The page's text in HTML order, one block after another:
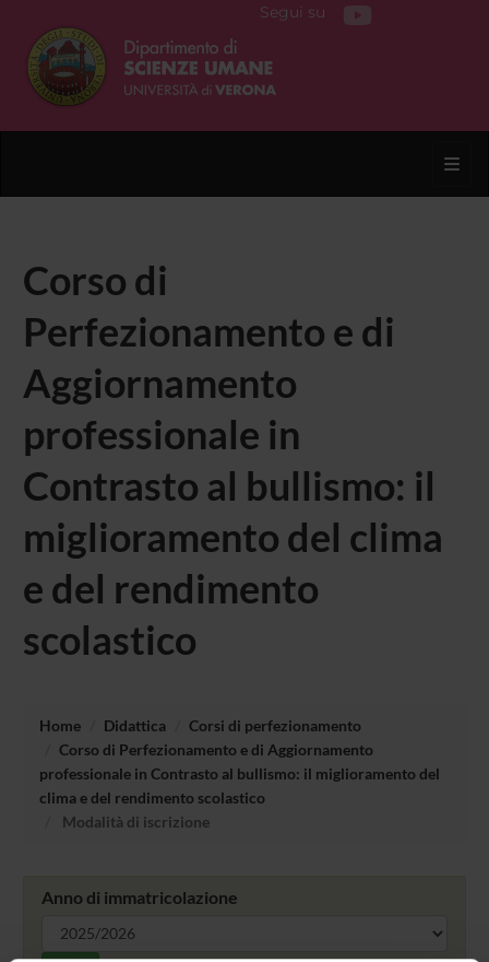
Segui su
Corso di
Perfezionamento e di
Aggiornamento
professionale in
Contrasto al bullismo: il
miglioramento del clima
e del rendimento
scolastico
Home Didattica
Corsi di perfezionamento
Corso di Perfezionamento e di Aggiornamento
professionale in Contrasto al bullismo: il miglioramento del
clima e del rendimento scolastico
Modalità di iscrizione
Anno di immatricolazione